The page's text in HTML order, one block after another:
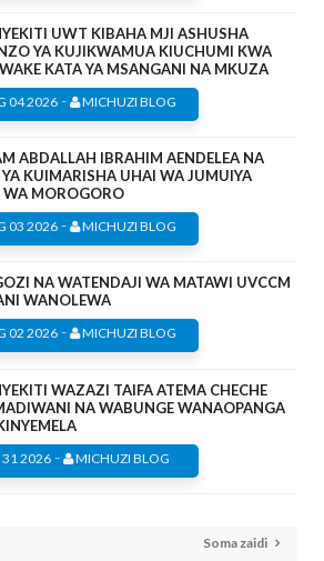
UWT KIBAHA MJI ASHUSHA
YA KUJIKWAMUA KIUCHUMI KWA
KATA YA MSANGANI NA MKUZA
04 2026- MICHUZI BLOG
ABDALLAH IBRAHIM AENDELEA NA
KUIMARISHA UHAI WA JUMUIYA
WA MOROGORO
03 2026- MICHUZI BLOG
NA WATENDAJI WA MATAWI UVCCM
WANOLEWA
02 2026- MICHUZI BLOG
WAZAZI TAIFA ATEMA CHECHE
NA WABUNGE WANAOPANGA
31 2026 - MICHUZI BLOG
Soma zaidi